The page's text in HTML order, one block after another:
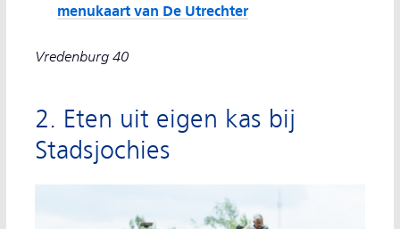
menukaart van De Utrechter
Vredenburg 40
2. Eten uit eigen kas bij
Stadsjochies